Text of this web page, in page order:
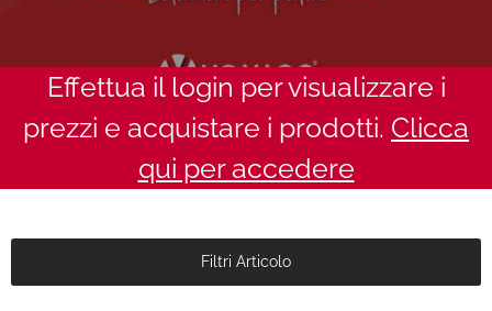
Effettua il login per visualizzare i
prezzi e acquistare i prodotti. Clicca
qui per accedere
Filtri Articolo